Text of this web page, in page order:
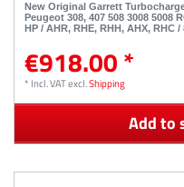
New Original Garrett
Peugeot 308, 407 508 3008 5008
HP / AHR, RHE, RHH, AHX, RHC /
€918.00 *
* Incl. VATexcl.Shipping
Add to